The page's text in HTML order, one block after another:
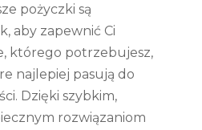
pożyczki są
aby zapewnić Ci
którego potrzebujesz,
najlepiej pasują do
Dzięki szybkim,
rozwiązaniom